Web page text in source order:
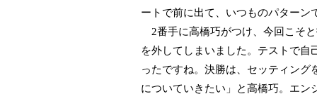
ートで前に出て、いつものパターン
2番手に高橋巧がつけ、今回こそ
を外してしまいました。テストで
ったですね。決勝は、セッティン
についていきたい」と高橋巧。エン